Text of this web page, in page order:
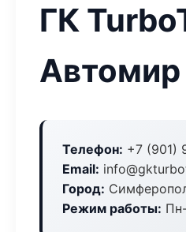
ГК
Автомир
Телефон: +7 (901)
Email:
Город:
Режим работы: